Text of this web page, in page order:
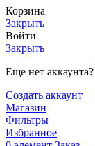
Корзина
Закрыть
Войти
Закрыть
Еще нет аккаунта?
Создать аккаунт
Магазин
Фильтры
Избранное